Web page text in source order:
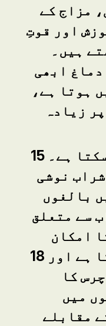
مزاج کے
اور قوتِ
ہیں۔
ابھی
ہوتا ہے،
زیادہ
ہے۔15
نوشی
بالغوں
سے متعلق
امکان
ہے اور 18
کا
میں
مقابلے